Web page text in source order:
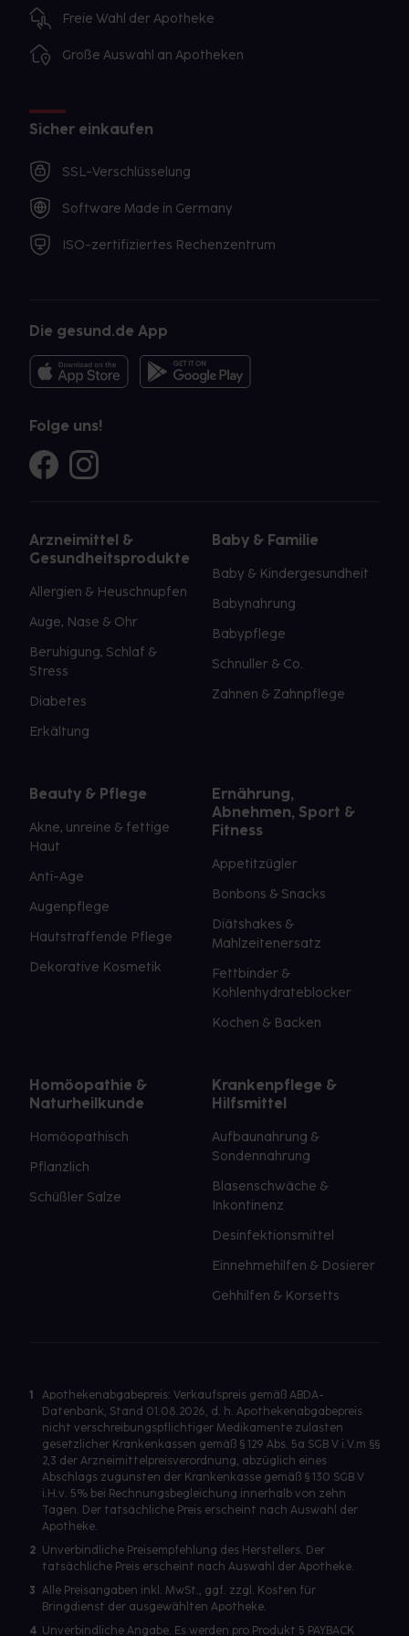
Freie Wahl der Apotheke
Große Auswahl an Apotheken
Sicher einkaufen
SSL-Verschlüsselung
Software Made in Germany
ISO-zertifiziertes Rechenzentrum
Die gesund.de App
Folge uns!
Arzneimittel &
Gesundheitsprodukte
Allergien & Heuschnupfen
Auge, Nase & Ohr
Beruhigung, Schlaf &
Stress
Diabetes
Erkältung
Baby & Familie
Baby & Kindergesundheit
Babynahrung
Babypflege
Schnuller & Co.
Zahnen & Zahnpflege
Beauty & Pflege
Akne, unreine & fettige
Haut
Anti-Age
Augenpflege
Hautstraffende Pflege
Dekorative Kosmetik
Ernährung,
Abnehmen, Sport &
Fitness
Appetitzügler
Bonbons & Snacks
Diätshakes &
Mahlzeitenersatz
Fettbinder &
Kohlenhydrateblocker
Kochen & Backen
Homöopathie &
Naturheilkunde
Homöopathisch
Pflanzlich
Schüßler Salze
Krankenpflege &
Hilfsmittel
Aufbaunahrung &
Sondennahrung
Blasenschwäche &
Inkontinenz
Desinfektionsmittel
Einnehmehilfen & Dosierer
Gehhilfen & Korsetts
1
Apothekenabgabepreis: Verkaufspreis gemäß ABDA-
Datenbank, Stand 01.08.2026, d. h. Apothekenabgabepreis
nicht verschreibungspflichtiger Medikamente zulasten
gesetzlicher Krankenkassen gemäß § 129 Abs. 5a SGB V i.V.m §§
2,3 der Arzneimittelpreisverordnung, abzüglich eines
Abschlags zugunsten der Krankenkasse gemäß § 130 SGB V
i.H.v. 5% bei Rechnungsbegleichung innerhalb von zehn
Tagen. Der tatsächliche Preis erscheint nach Auswahl der
Apotheke.
2 Unverbindliche Preisempfehlung des Herstellers. Der
tatsächliche Preis erscheint nach Auswahl der Apotheke.
3 Alle Preisangaben inkl. MwSt., ggf. zzgl. Kosten für
Bringdienst der ausgewählten Apotheke.
4 Unverbindliche Angabe. Es werden pro Produkt 5 PAYBACK